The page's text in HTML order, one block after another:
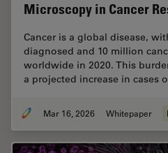
Microscopy in Cancer
Cancer is a global disease,
diagnosed and 10 million
worldwide in 2020. This
a projected increase in cases
Mar 16, 2026 Whitepaper